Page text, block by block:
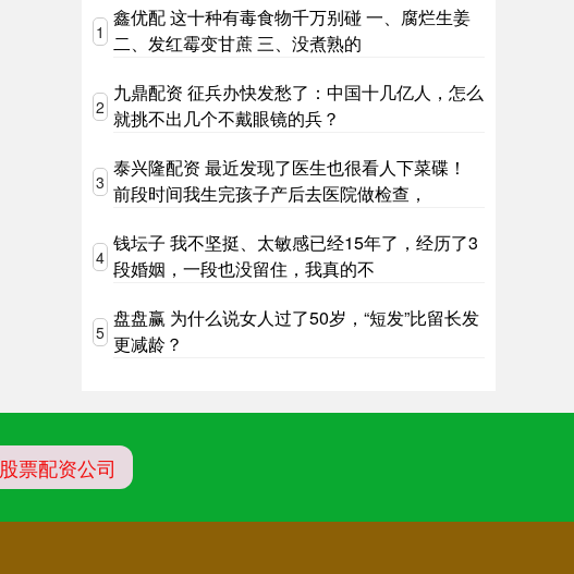
1
鑫优配 这十种有毒食物千万别碰 一、腐烂生姜
二、发红霉变甘蔗 三、没煮熟的
2
九鼎配资 征兵办快发愁了：中国十几亿人，怎么
就挑不出几个不戴眼镜的兵？
3
泰兴隆配资 最近发现了医生也很看人下菜碟！
前段时间我生完孩子产后去医院做检查，
4
钱坛子 我不坚挺、太敏感已经15年了，经历了3
段婚姻，一段也没留住，我真的不
5
盘盘赢 为什么说女人过了50岁，“短发”比留长发
更减龄？
股票配资公司